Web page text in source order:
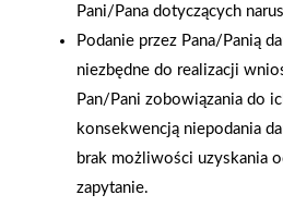
2025-12-31
Otwarcie sklepu PSB
Mrówka w Wyrzysku
Pani/Pana dotyczących
Podanie przez Pana/Panią
niezbędne do realizacji
Pan/Pani zobowiązania do
konsekwencją niepodania
brak możliwości uzyskania
zapytanie.
Polityka plików cookies